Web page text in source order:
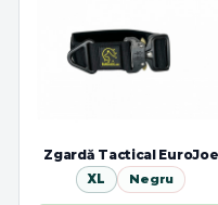
Zgardă Tactical EuroJoe
XL Negru